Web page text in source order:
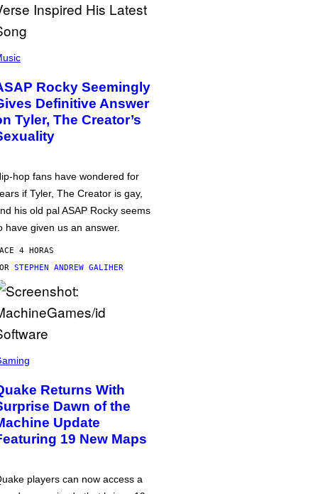
Rocky Seemingly
Definitive Answer
Tyler, The Creator’s
hop fans have wondered for
if Tyler, The Creator is gay,
his old pal ASAP Rocky seems
have given us an answer.
4 HORAS
STEPHEN ANDREW GALIHER
Returns With
Dawn of the
Update
19 New Maps
players can now access a